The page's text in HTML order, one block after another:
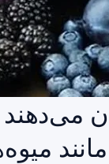
می‌دهند